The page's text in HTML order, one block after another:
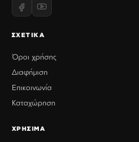
ΣΧΕΤΙΚΑ
Όροι χρήσης
Διαφήμιση
Επικοινωνία
Καταχώρηση
ΧΡΗΣΙΜΑ